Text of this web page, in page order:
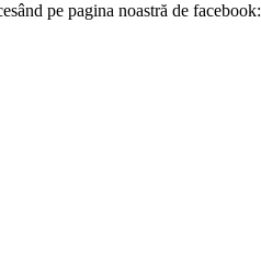
pe pagina noastră de facebook: